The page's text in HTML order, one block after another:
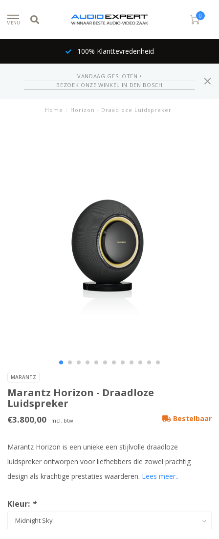
MENU
0
100% Klanttevredenheid
VANDAAG GESLOTEN •
BEZOEK ONZE WINKEL IN DEN BOSCH
Home / Horizon - Draadloze Luidspreker
MARANTZ
Marantz Horizon - Draadloze
Luidspreker
€3.800,00 Incl. btw Bestelbaar
Marantz Horizon is een unieke een stijlvolle draadloze
luidspreker ontworpen voor liefhebbers die zowel prachtig
design als krachtige prestaties waarderen. Lees meer..
Kleur: *